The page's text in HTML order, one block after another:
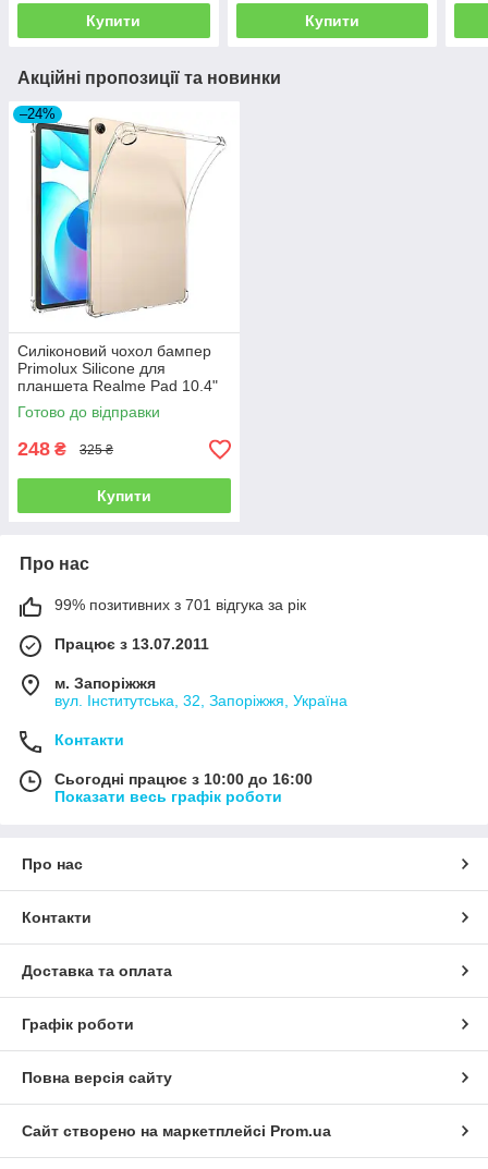
Купити Купити
Акційні пропозиції та новинки
–24%
Силіконовий чохол бампер
Primolux Silicone для
планшета Realme Pad 10.4"
RMP2102 / RMP2103 - Clear
Готово до відправки
248 ₴ 325 ₴
Купити
Про нас
99% позитивних з 701 відгука за рік
Працює з 13.07.2011
м. Запоріжжя
вул. Інститутська, 32, Запоріжжя, Україна
Контакти
Сьогодні працює з 10:00 до 16:00
Показати весь графік роботи
Про нас
Контакти
Доставка та оплата
Графік роботи
Повна версія сайту
Сайт створено на маркетплейсі Prom.ua